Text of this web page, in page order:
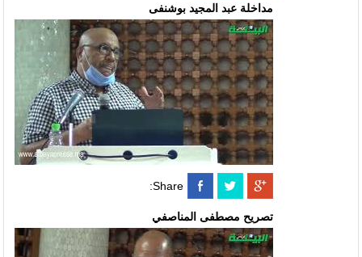
مداخلة عبد المجيد بوشنفى
Share:
تصريح مصطفى المناصفي